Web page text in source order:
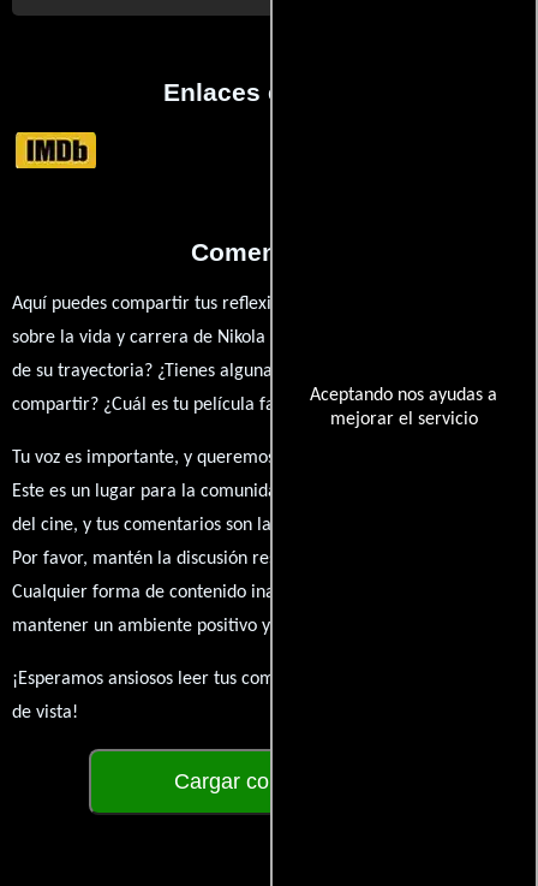
Aceptando nos ayudas a
mejorar el servicio
Enlaces externos
Comentarios
Aquí puedes compartir tus reflexiones, anécdotas y opiniones
sobre la vida y carrera de Nikola Cvetkovski. ¿Qué te ha inspirado
de su trayectoria? ¿Tienes alguna anécdota personal que desees
compartir? ¿Cuál es tu película favorita en la que ha participado?
Tu voz es importante, y queremos escuchar tus pensamientos.
Este es un lugar para la comunidad de admiradores y amantes
del cine, y tus comentarios son la esencia de esta conversación.
Por favor, mantén la discusión respetuosa y constructiva.
Cualquier forma de contenido inapropiado será eliminado para
mantener un ambiente positivo y enriquecedor para todos.
¡Esperamos ansiosos leer tus comentarios y conocer tus puntos
de vista!
Cargar comentarios